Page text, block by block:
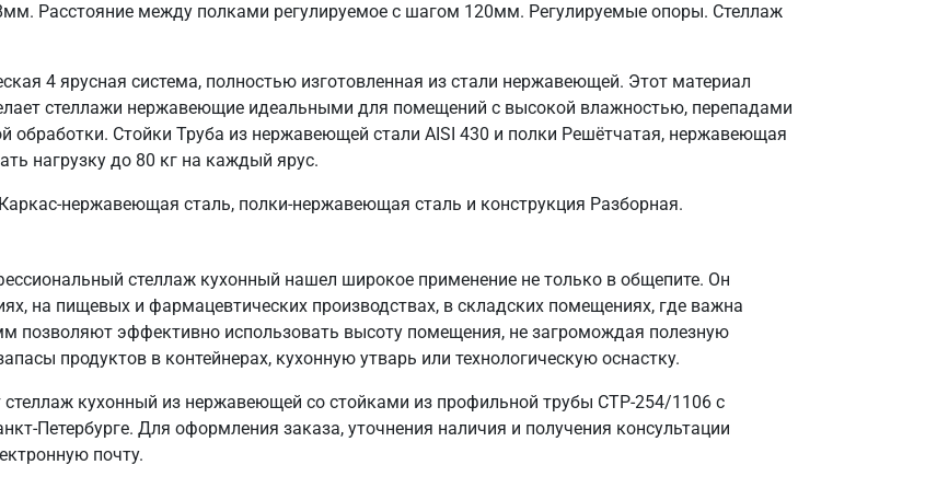
Расстояние между полками регулируемое с шагом 120мм. Регулируемые опоры. Стеллаж
4 ярусная система, полностью изготовленная из стали нержавеющей. Этот материал
стеллажи нержавеющие идеальными для помещений с высокой влажностью, перепадами
обработки. Стойки Труба из нержавеющей стали AISI 430 и полки Решётчатая, нержавеющая
нагрузку до 80 кг на каждый ярус.
нержавеющая сталь, полки-нержавеющая сталь и конструкция Разборная.
стеллаж кухонный нашел широкое применение не только в общепите. Он
на пищевых и фармацевтических производствах, в складских помещениях, где важна
позволяют эффективно использовать высоту помещения, не загромождая полезную
продуктов в контейнерах, кухонную утварь или технологическую оснастку.
стеллаж кухонный из нержавеющей со стойками из профильной трубы СТР-254/1106 с
Для оформления заказа, уточнения наличия и получения консультации
почту.